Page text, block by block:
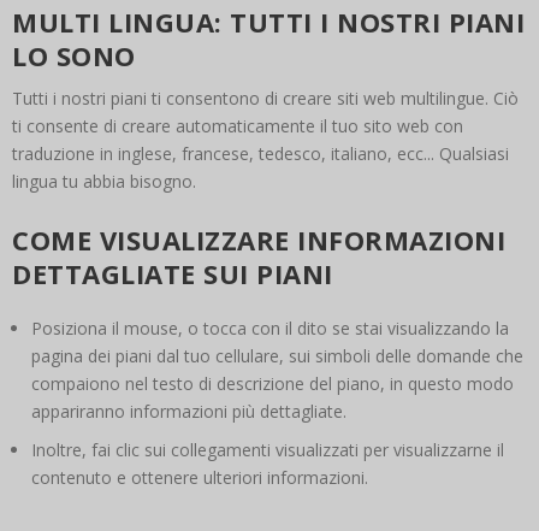
MULTI LINGUA: TUTTI I NOSTRI PIANI
LO SONO
Tutti i nostri piani ti consentono di creare siti web multilingue. Ciò
ti consente di creare automaticamente il tuo sito web con
traduzione in inglese, francese, tedesco, italiano, ecc... Qualsiasi
lingua tu abbia bisogno.
COME VISUALIZZARE INFORMAZIONI
DETTAGLIATE SUI PIANI
Posiziona il mouse, o tocca con il dito se stai visualizzando la
pagina dei piani dal tuo cellulare, sui simboli delle domande che
compaiono nel testo di descrizione del piano, in questo modo
appariranno informazioni più dettagliate.
Inoltre, fai clic sui collegamenti visualizzati per visualizzarne il
contenuto e ottenere ulteriori informazioni.